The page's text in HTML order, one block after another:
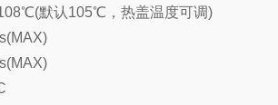
默认105℃，热盖温度可调)